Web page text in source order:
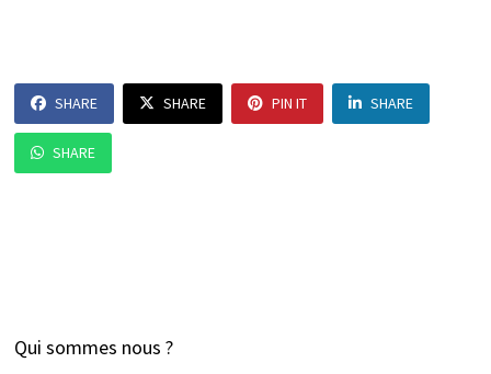
SHARE SHARE PIN IT SHARE
SHARE
Qui sommes nous ?